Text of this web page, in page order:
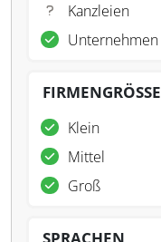
Kanzleien
Unternehmen
FIRMENGRÖSSE
Klein
Mittel
Groß